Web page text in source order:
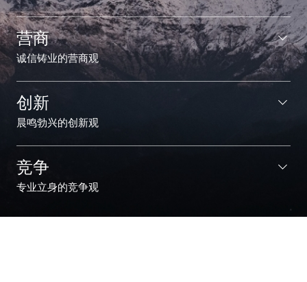
营商
诚信铸业的营商观
创新
晨鸣勃兴的创新观
竞争
专业立身的竞争观